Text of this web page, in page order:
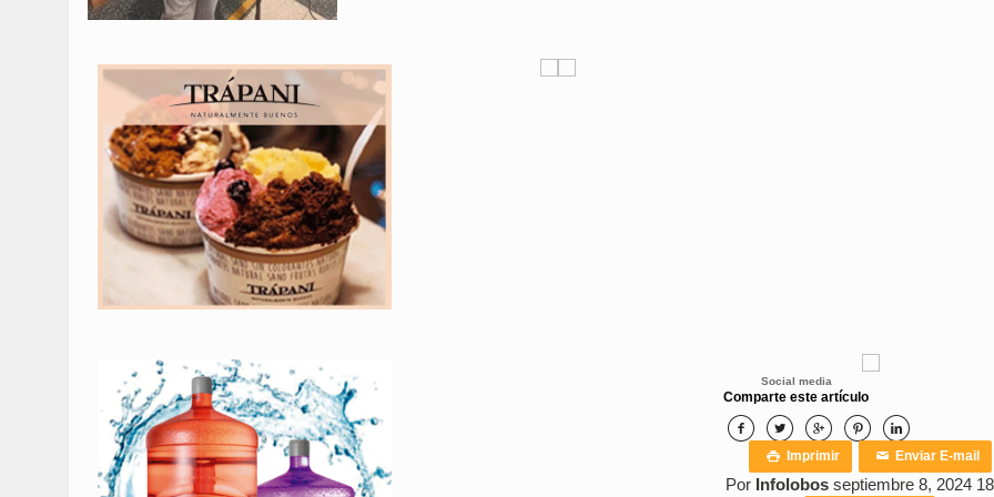
Social media
Comparte este artículo
    
Imprimir ✉Enviar E-mail
Por Infolobos septiembre 8, 2024